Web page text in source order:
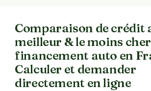
Comparaison de crédit
meilleur & le moins cher
financement auto en
Calculer et demander
directement en ligne